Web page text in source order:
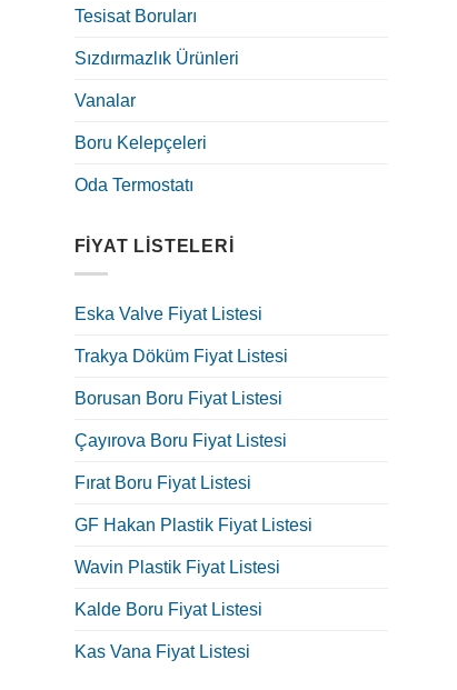
Tesisat Boruları
Sızdırmazlık Ürünleri
Vanalar
Boru Kelepçeleri
Oda Termostatı
FIYAT LISTELERI
Eska Valve Fiyat Listesi
Trakya Döküm Fiyat Listesi
Borusan Boru Fiyat Listesi
Çayırova Boru Fiyat Listesi
Fırat Boru Fiyat Listesi
GF Hakan Plastik Fiyat Listesi
Wavin Plastik Fiyat Listesi
Kalde Boru Fiyat Listesi
Kas Vana Fiyat Listesi